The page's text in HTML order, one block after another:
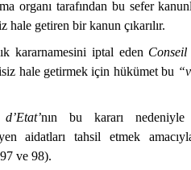
organı tarafından bu sefer
hale getiren bir kanun çıkarılır.
kararnamesini iptal eden Conseil
hale getirmek için hükümet bu
nın bu kararı
aidatları tahsil etmek
ve 98).